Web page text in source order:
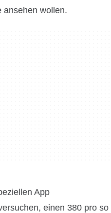
ansehen wollen.
App
einen 380 pro so